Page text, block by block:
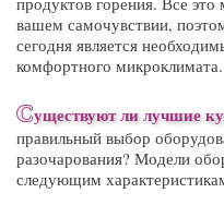
вашем самочувствии,
сегодня является
комфортного микроклимата.
Существуют лилучшие
правильный выбор
разочарования? Модели
следующим